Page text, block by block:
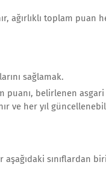
ağırlıklı toplam puan
sağlamak.
puanı, belirlenen
ve her yıl
sınıflardan